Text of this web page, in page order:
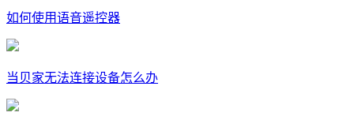
如何使用语音遥控器
当贝家无法连接设备怎么办